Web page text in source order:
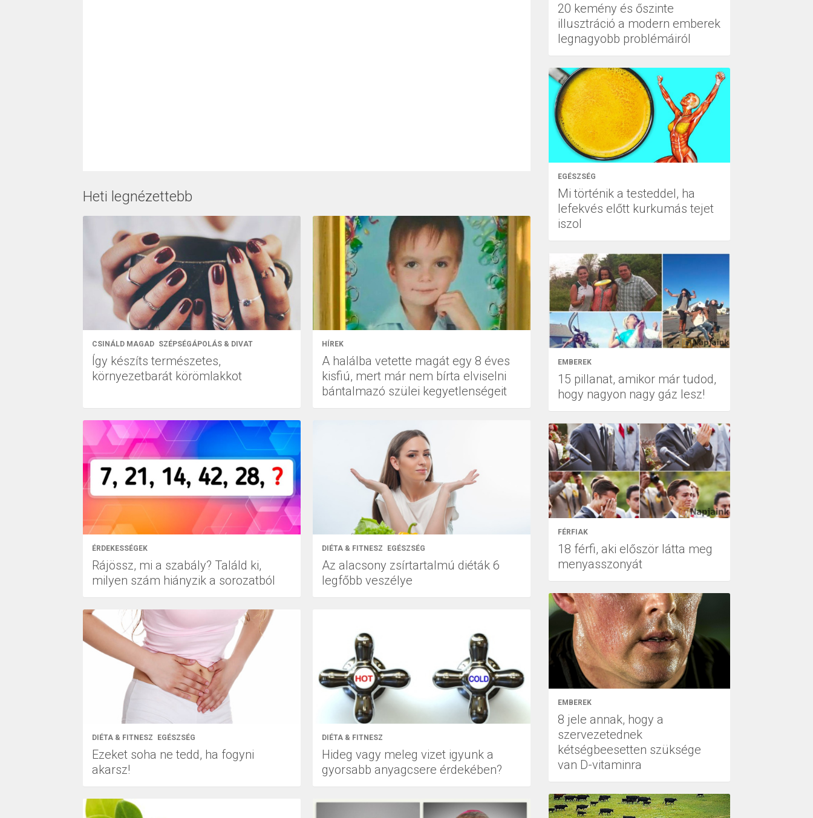
Heti legnézettebb
CSINÁLD MAGAD SZÉPSÉGÁPOLÁS & DIVAT
Így készíts természetes,
környezetbarát körömlakkot
HÍREK
A halálba vetette magát egy 8 éves
kisfiú, mert már nem bírta elviselni
bántalmazó szülei kegyetlenségeit
ÉRDEKESSÉGEK
Rájössz, mi a szabály? Találd ki,
milyen szám hiányzik a sorozatból
DIÉTA & FITNESZ EGÉSZSÉG
Az alacsony zsírtartalmú diéták 6
legfőbb veszélye
DIÉTA & FITNESZ EGÉSZSÉG
Ezeket soha ne tedd, ha fogyni
akarsz!
DIÉTA & FITNESZ
Hideg vagy meleg vizet igyunk a
gyorsabb anyagcsere érdekében?
20 kemény és őszinte
illusztráció a modern emberek
legnagyobb problémáiról
EGÉSZSÉG
Mi történik a testeddel, ha
lefekvés előtt kurkumás tejet
iszol
EMBEREK
15 pillanat, amikor már tudod,
hogy nagyon nagy gáz lesz!
FÉRFIAK
18 férfi, aki először látta meg
menyasszonyát
EMBEREK
8 jele annak, hogy a
szervezetednek
kétségbeesetten szüksége
van D-vitaminra